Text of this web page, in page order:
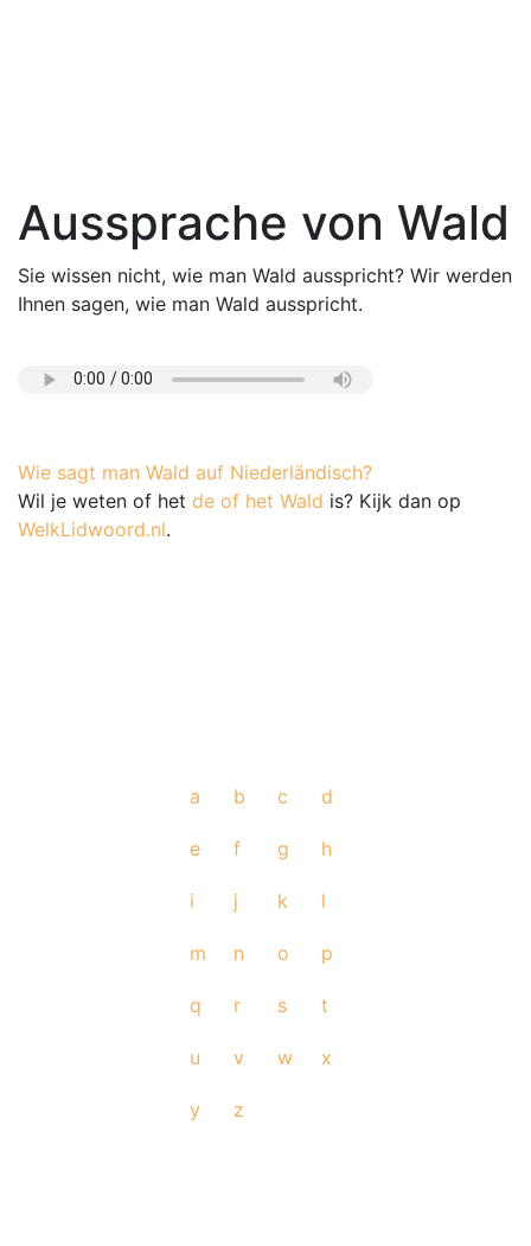
Aussprache von Wald
Sie wissen nicht, wie man Wald ausspricht? Wir werden
Ihnen sagen, wie man Wald ausspricht.
Wie sagt man Wald auf Niederländisch?
Wil je weten of het de of het Wald is? Kijk dan op
WelkLidwoord.nl.
a b c d
e f g h
i j k l
m n o p
q r s t
u v w x
y z